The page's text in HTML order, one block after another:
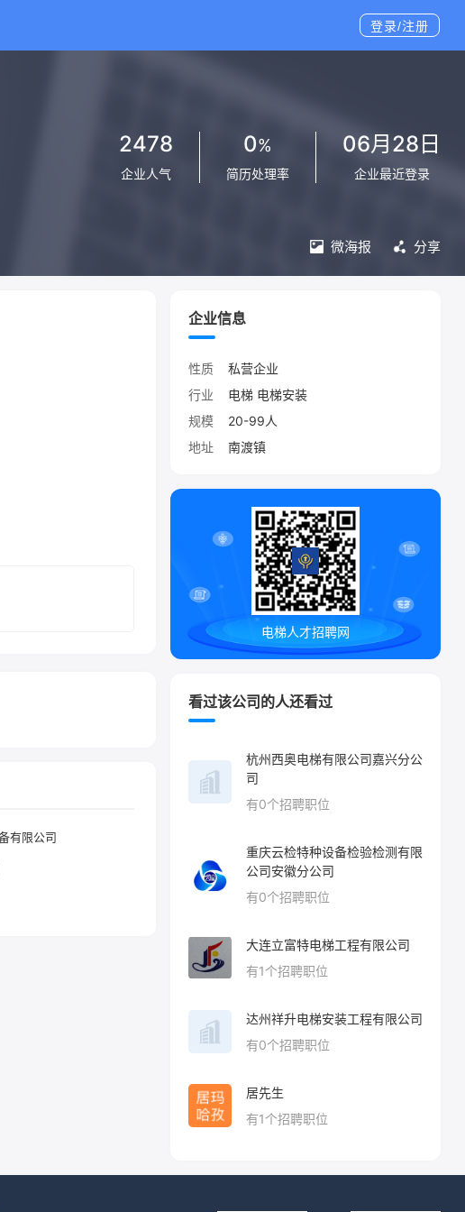
登录/注册
2478
企业人气
0%
简历处理率
06月28日
企业最近登录
微海报 分享
有限公司
企业信息
性质
私营企业
行业
电梯 电梯安装
规模
20-99人
地址
南渡镇
电梯人才招聘网
看过该公司的人还看过
杭州西奥电梯有限公司嘉兴分公
司
有0个招聘职位
重庆云检特种设备检验检测有限
公司安徽分公司
有0个招聘职位
大连立富特电梯工程有限公司
有1个招聘职位
达州祥升电梯安装工程有限公司
有0个招聘职位
居先生
有1个招聘职位